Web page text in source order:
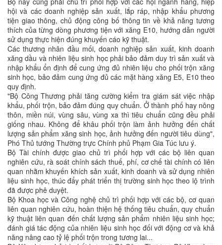
hội và các doanh nghiệp sản xuất, lắp ráp, nhập khẩu phương
tiện giao thông, chủ động công bố thông tin về khả năng tương
thích của từng dòng phương tiện với xăng E10, hướng dẫn người
sử dụng thực hiện đúng khuyến cáo kỹ thuật.
Các thương nhân đầu mối, doanh nghiệp sản xuất, kinh doanh
xăng dầu và nhiên liệu sinh học phải bảo đảm duy trì sản xuất và
nhập khẩu ổn định để cung ứng đủ nhiên liệu cho phối trộn xăng
sinh học, bảo đảm cung ứng đủ các mặt hàng xăng E5, E10 theo
quy định.
"Bộ Công Thương phải tăng cường kiểm tra giám sát việc nhập
khẩu, phối trộn, bảo đảm đúng quy chuẩn. Ở thành phố hay nông
thôn, miền núi, vùng sâu, vùng xa thì tiêu chuẩn cũng đều phải
giống nhau. Không để khâu phối trộn làm ảnh hưởng đến chất
lượng sản phẩm xăng sinh học, ảnh hưởng đến người tiêu dùng",
Phó Thủ tướng Thường trực Chính phủ Phạm Gia Túc lưu ý.
Bộ Tài chính được giao chủ trì phối hợp với các bộ liên quan
nghiên cứu, rà soát chính sách thuế, phí, cơ chế tài chính có liên
quan nhằm khuyến khích sản xuất, kinh doanh và sử dụng nhiên
liệu sinh học, thúc đẩy phát triển thị trường sinh học theo lộ trình
đã được phê duyệt.
Bộ Khoa học và Công nghệ chủ trì phối hợp với các bộ, cơ quan
liên quan nghiên cứu, hoàn thiện hệ thống tiêu chuẩn, quy chuẩn
kỹ thuật liên quan đến chất lượng sản phẩm nhiên liệu sinh học;
đánh giá tác động của nhiên liệu sinh học đối với động cơ và khả
năng nâng cao tỷ lệ phối trộn trong tương lai...